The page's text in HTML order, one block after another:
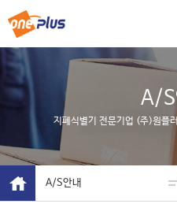
A/S
지폐식별기 전문기업 (주)원플
A/S안내